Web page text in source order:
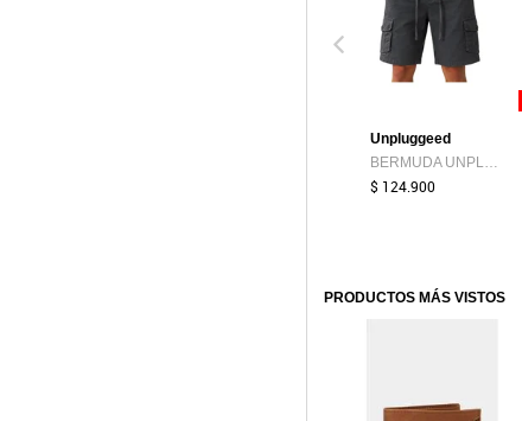
Unpluggeed
$ 124.900
PRODUCTOS MÁS VISTOS